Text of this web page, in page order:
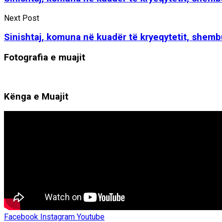
Next Post
Sinishtaj, komuna në kuadër të kryeqytetit,
Fotografia e muajit
Kënga e Muajit
Facebook Instagram Youtube